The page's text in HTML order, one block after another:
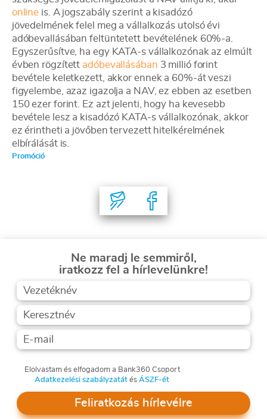
online is. A jogszabály szerint a kisadózó
jövedelmének felel meg a vállalkozás utolsó évi
adóbevallásában feltüntetett bevételének 60%-a.
Egyszerűsítve, ha egy KATA-s vállalkozónak az elmúlt
évben rögzített adóbevallásában 3 millió forint
bevétele keletkezett, akkor ennek a 60%-át veszi
figyelembe, azaz igazolja a NAV, ez ebben az esetben
150 ezer forint. Ez azt jelenti, hogy ha kevesebb
bevétele lesz a kisadózó KATA-s vállalkozónak, akkor
ez érintheti a jövőben tervezett hitelkérelmének
elbírálását is.
Promóció
Ne maradj le semmiről,
iratkozz fel a hírlevelünkre!
Elolvastam és elfogadom a Bank360 Csoport
Adatkezelési szabályzatátés ÁSZF-ét
Feliratkozás hírlevélre